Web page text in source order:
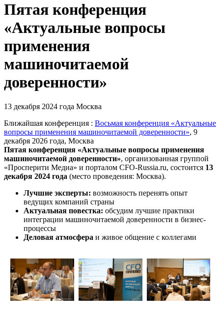
Пятая конференция
«Актуальные вопросы
применения
машиночитаемой
доверенности»
13 декабря 2024 года Москва
Ближайшая конференция : Восьмая конференция «Актуальные
вопросы применения машиночитаемой доверенности», 9
декабря 2026 года, Москва
Пятая конференция «Актуальные вопросы применения
машиночитаемой доверенности», организованная группой
«Просперити Медиа» и порталом CFO-Russia.ru, состоится 13
декабря 2024 года (место проведения: Москва).
Лучшие эксперты: возможность перенять опыт
ведущих компаний страны
Актуальная повестка: обсудим лучшие практики
интеграции машиночитаемой доверенности в бизнес-
процессы
Деловая атмосфера и живое общение с коллегами